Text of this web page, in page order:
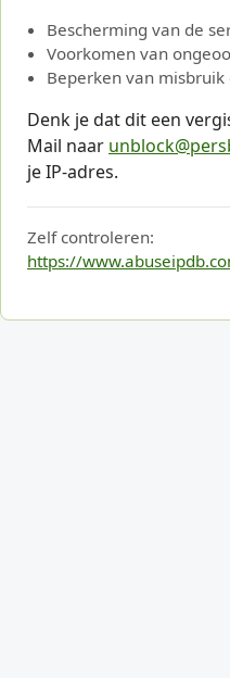
Bescherming van de
Voorkomen van
Beperken van misbruik
Denk je dat dit een
Mail naar
je IP-adres.
Zelf controleren:
https://